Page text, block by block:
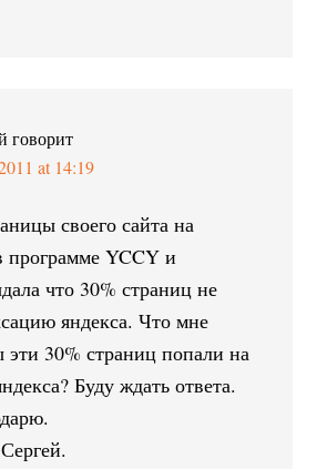
говорит
at 14:19
своего сайта на
программе YCCY и
что 30% страниц не
яндекса. Что мне
эти 30% страниц попали на
Буду ждать ответа.